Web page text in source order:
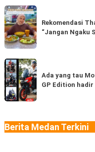
dari
Thailand,
kamu
sudah
coba
berapa
jenis?
Rekomendasi
Thai
Food
Asli
Thailand
di
Medan
“Jangan
Sudah
Makan
Rekomendasi
“Jangan Ngaku
Ada
yang
tau
MotoGP?
SR-
GT
Ada yang tau
GP Edition hadir
Berita Medan Terkini